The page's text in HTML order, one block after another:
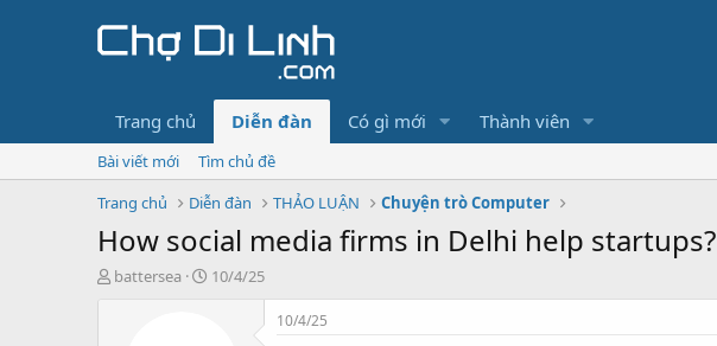
Trang chủ Diễn đàn Có gì mới Thành viên
Bài viết mới
Tìm chủ đề
Trang chủ
Diễn đàn THẢO LUẬN Chuyện trò Computer
How social media firms in Delhi help startups?
T
battersea
N
10/4/25
10/4/25